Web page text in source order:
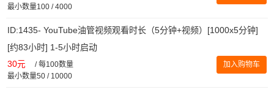
最小数量100 / 4000
ID:1435- YouTube油管视频观看时长（5分钟+视频）[1000x5分钟]
[约83小时] 1-5小时启动
30元 /每100数量
最小数量50 / 10000
加入购物车